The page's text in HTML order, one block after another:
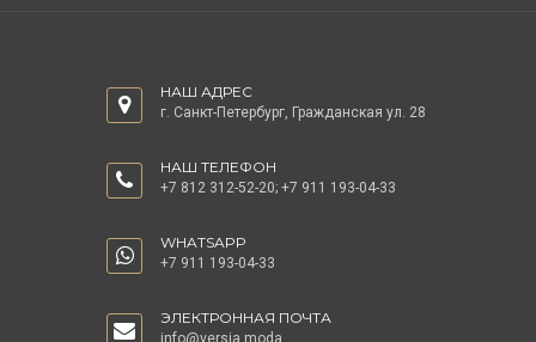
НАШ АДРЕС
г. Санкт-Петербург, Гражданская ул. 28
НАШ ТЕЛЕФОН
+7 812 312-52-20; +7 911 193-04-33
WHATSAPP
+7 911 193-04-33
ЭЛЕКТРОННАЯ ПОЧТА
info@versia.moda